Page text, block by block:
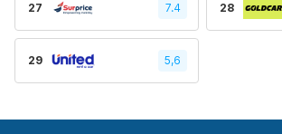
27 7.4 28
29 5,6